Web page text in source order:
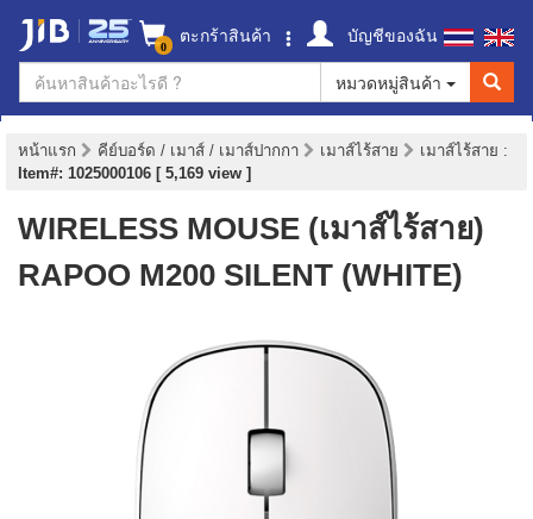
0 ตะกร้าสินค้า
บัญชีของฉัน
หมวดหมู่สินค้า
หน้าแรก คีย์บอร์ด / เมาส์ / เมาส์ปากกา เมาส์ไร้สาย เมาส์ไร้สาย :
Item#: 1025000106 [ 5,169 view ]
WIRELESS MOUSE (เมาส์ไร้สาย)
RAPOO M200 SILENT (WHITE)